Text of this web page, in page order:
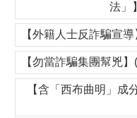
法」
【外籍人士反詐騙宣
【勿當詐騙集團幫兇
【含「西布曲明」成